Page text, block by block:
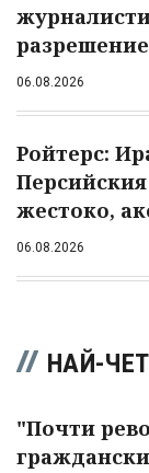
06.08.2026
Ройтерс:
жестоко,
06.08.2026
НАЙ-
"Почти